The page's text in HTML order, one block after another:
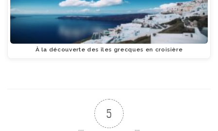
À la découverte des îles grecques en croisière
5